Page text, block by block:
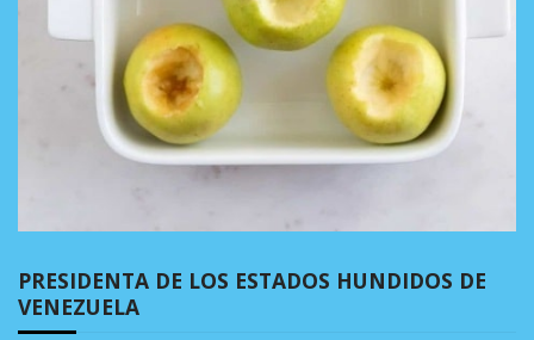
PRESIDENTA DE LOS ESTADOS HUNDIDOS DE
VENEZUELA